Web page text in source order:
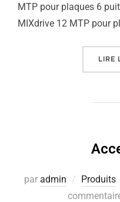
MTP pour plaques 6
MIXdrive 12 MTP pour
LIRE
par admin Produits